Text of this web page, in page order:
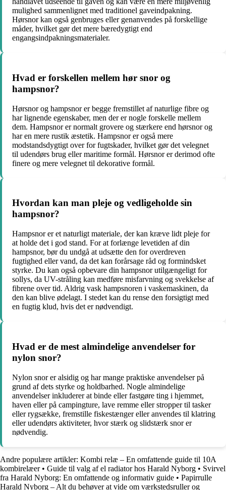
mulighed sammenlignet med traditionel gaveindpakning.
Hørsnor kan også genbruges eller genanvendes på forskellige
måder, hvilket gør det mere bæredygtigt end
engangsindpakningsmaterialer.
Hvad er forskellen mellem hør snor og
hampsnor?
Hørsnor og hampsnor er begge fremstillet af naturlige fibre og
har lignende egenskaber, men der er nogle forskelle mellem
dem. Hampsnor er normalt grovere og stærkere end hørsnor og
har en mere rustik æstetik. Hampsnor er også mere
modstandsdygtigt over for fugtskader, hvilket gør det velegnet
til udendørs brug eller maritime formål. Hørsnor er derimod ofte
finere og mere velegnet til dekorative formål.
Hvordan kan man pleje og vedligeholde sin
hampsnor?
Hampsnor er et naturligt materiale, der kan kræve lidt pleje for
at holde det i god stand. For at forlænge levetiden af ​​din
hampsnor, bør du undgå at udsætte den for overdreven
fugtighed eller vand, da det kan forårsage råd og formindsket
styrke. Du kan også opbevare din hampsnor utilgængeligt for
sollys, da UV-stråling kan medføre misfarvning og svekkelse af
fibrene over tid. Aldrig vask hampsnoren i vaskemaskinen, da
den kan blive ødelagt. I stedet kan du rense den forsigtigt med
en fugtig klud, hvis det er nødvendigt.
Hvad er de mest almindelige anvendelser for
nylon snor?
Nylon snor er alsidig og har mange praktiske anvendelser på
grund af dets styrke og holdbarhed. Nogle almindelige
anvendelser inkluderer at binde eller fastgøre ting i hjemmet,
haven eller på campingture, lave remme eller stropper til tasker
eller rygsække, fremstille fiskestænger eller anvendes til klatring
eller udendørs aktiviteter, hvor stærk og slidstærk snor er
nødvendig.
Andre populære artikler: Kombi relæ – En omfattende guide til 10A
kombirelæer• Guide til valg af el radiator hos Harald Nyborg • Svirvel
fra Harald Nyborg: En omfattende og informativ guide • Papirrulle
Harald Nyborg – Alt du behøver at vide om værkstedsruller og